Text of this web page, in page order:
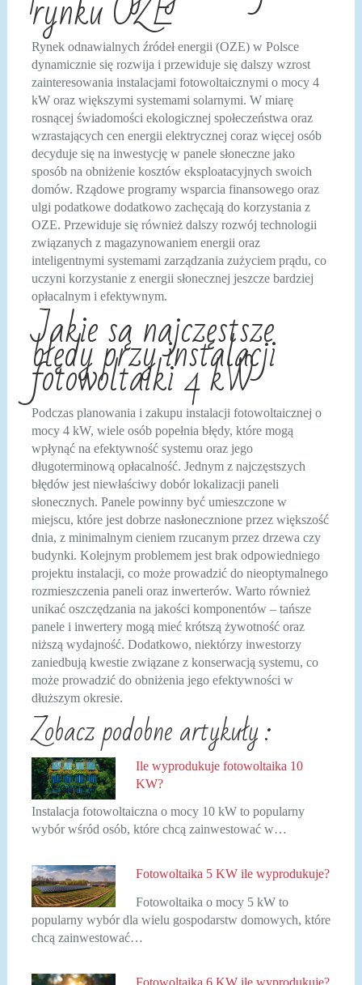
Rynek odnawialnych źródeł energii (OZE) w Polsce
dynamicznie się rozwija i przewiduje się dalszy wzrost
zainteresowania instalacjami fotowoltaicznymi o mocy 4
kW oraz większymi systemami solarnymi. W miarę
rosnącej świadomości ekologicznej społeczeństwa oraz
wzrastających cen energii elektrycznej coraz więcej osób
decyduje się na inwestycję w panele słoneczne jako
sposób na obniżenie kosztów eksploatacyjnych swoich
domów. Rządowe programy wsparcia finansowego oraz
ulgi podatkowe dodatkowo zachęcają do korzystania z
OZE. Przewiduje się również dalszy rozwój technologii
związanych z magazynowaniem energii oraz
inteligentnymi systemami zarządzania zużyciem prądu, co
uczyni korzystanie z energii słonecznej jeszcze bardziej
opłacalnym i efektywnym.
Jakie są najczęstsze
błędy przy instalacji
fotowoltaiki 4 kW
Podczas planowania i zakupu instalacji fotowoltaicznej o
mocy 4 kW, wiele osób popełnia błędy, które mogą
wpłynąć na efektywność systemu oraz jego
długoterminową opłacalność. Jednym z najczęstszych
błędów jest niewłaściwy dobór lokalizacji paneli
słonecznych. Panele powinny być umieszczone w
miejscu, które jest dobrze nasłonecznione przez większość
dnia, z minimalnym cieniem rzucanym przez drzewa czy
budynki. Kolejnym problemem jest brak odpowiedniego
projektu instalacji, co może prowadzić do nieoptymalnego
rozmieszczenia paneli oraz inwerterów. Warto również
unikać oszczędzania na jakości komponentów – tańsze
panele i inwertery mogą mieć krótszą żywotność oraz
niższą wydajność. Dodatkowo, niektórzy inwestorzy
zaniedbują kwestie związane z konserwacją systemu, co
może prowadzić do obniżenia jego efektywności w
dłuższym okresie.
Zobacz podobne artykuły :
Ile wyprodukuje fotowoltaika 10
KW?
Instalacja fotowoltaiczna o mocy 10 kW to popularny
wybór wśród osób, które chcą zainwestować w…
Fotowoltaika 5 KW ile wyprodukuje?
Fotowoltaika o mocy 5 kW to
popularny wybór dla wielu gospodarstw domowych, które
chcą zainwestować…
Fotowoltaika 6 KW ile wyprodukuje?